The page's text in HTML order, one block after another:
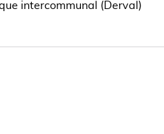
intercommunal (Derval)